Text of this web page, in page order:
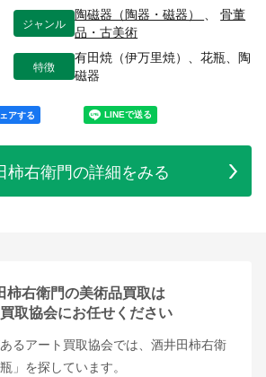
ジャンル
陶磁器（陶器・磁器） 、骨董
品・古美術
特徴
有田焼（伊万里焼）、花瓶、陶
磁器
アする
柿右衛門の詳細をみる
柿右衛門の美術品買取は
取協会にお任せください
るアート買取協会では、酒井田柿右衛
」を探しています。